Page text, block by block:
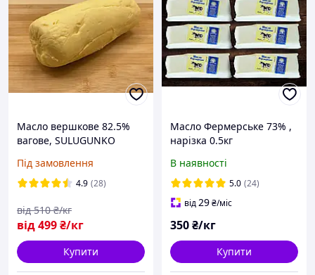
Масло вершкове 82.5%
вагове, SULUGUNKO
Під замовлення
4.9 (28)
від499₴/кг
від 510 ₴/кг
Купити
Масло Фермерське 73% ,
нарізка 0.5кг
В наявності
5.0 (24)
від29₴/міс
350₴/кг
Купити